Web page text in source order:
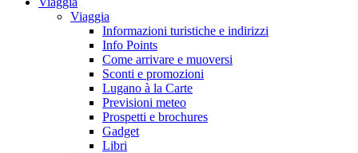
Viaggia
Informazioni turistiche e indirizzi
Info Points
Come arrivare e muoversi
Sconti e promozioni
Lugano à la Carte
Previsioni meteo
Prospetti e brochures
Gadget
Libri